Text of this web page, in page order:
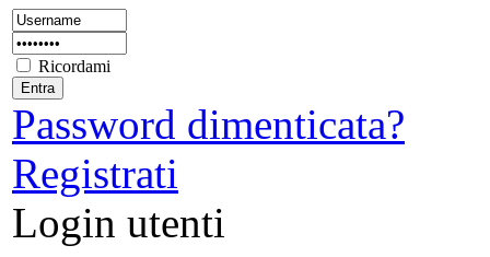
Ricordami
Password dimenticata?
Registrati
Login utenti